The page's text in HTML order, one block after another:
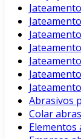
Abrasivos
Colar
Elementos